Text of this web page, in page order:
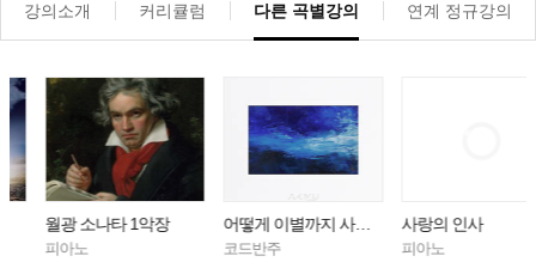
강의소개 커리큘럼 다른 곡별강의 연계 정규강의
월광 소나타 1악장
피아노
어떻게 이별까지 사랑하겠어, 널 사랑하는 거지
코드반주
사랑의 인사
피아노